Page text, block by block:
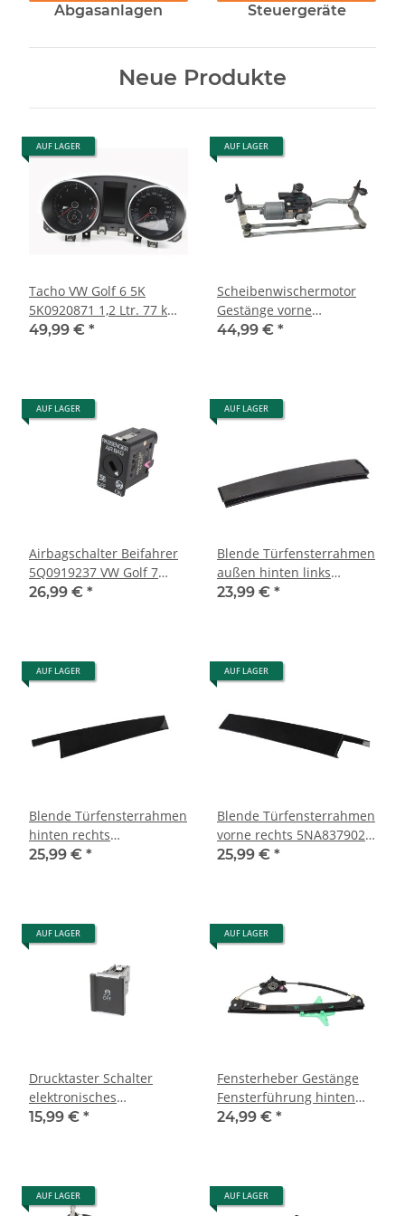
Abgasanlagen Steuergeräte
Neue Produkte
AUF LAGER
Tacho VW Golf 6 5K
5K0920871 1,2 Ltr. 77 kW-
105PS Kombi
49,99 € *
AUF LAGER
Scheibenwischermotor
Gestänge vorne
1T1955119A-1T1955023A
44,99 € *
AUF LAGER
Airbagschalter Beifahrer
5Q0919237 VW Golf 7
Passat B8 Tiguan II Audi
26,99 € *
AUF LAGER
Blende Türfensterrahmen
außen hinten links
1T0839889 VW Touran
23,99 € *
AUF LAGER
Blende Türfensterrahmen
hinten rechts
5NA839902B VW Tiguan II
25,99 € *
AUF LAGER
Blende Türfensterrahmen
vorne rechts 5NA837902C
VW Tiguan II AD1
25,99 € *
AUF LAGER
Drucktaster Schalter
elektronisches
Stabilisierungsprogramm
15,99 € *
AUF LAGER
Fensterheber Gestänge
Fensterführung hinten
rechts 5NA839462C VW
24,99 € *
AUF LAGER AUF LAGER